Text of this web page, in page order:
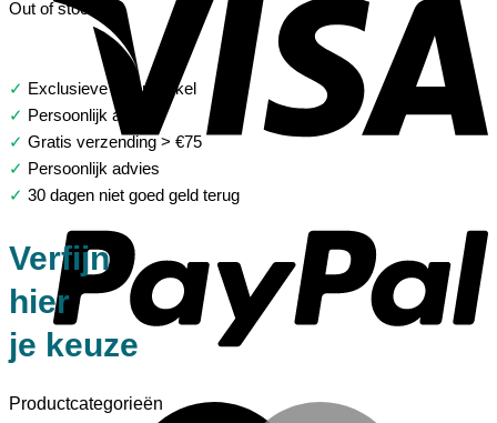
Out of stock
✓ Exclusieve woonwinkel
✓ Persoonlijk advies
✓ Gratis verzending > €75
✓ Persoonlijk advies
✓ 30 dagen niet goed geld terug
Verfijn
hier
je keuze
Productcategorieën